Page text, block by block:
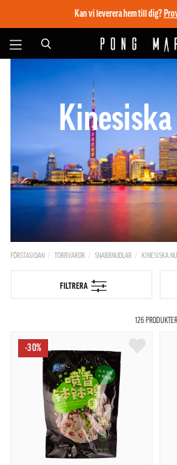
Kan vi leverera hem till dig?
FÖRSTASIDAN TORRVAROR SNABBNUDLAR KINESISKA
FILTRERA
126 PRODUKTER
-30%